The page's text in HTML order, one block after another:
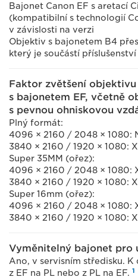
Bajonet Canon EF s aretací
(kompatibilní s technologií
v závislosti na verzi
Objektiv s bajonetem B4
který je součástí příslušenství
Faktor zvětšení
s bajonetem EF, včetně
s pevnou ohniskovou
Plný formát:
4096 × 2160 / 2048 × 1080:
3840 × 2160 / 1920 × 1080:
Super 35MM (ořez):
4096 × 2160 / 2048 × 1080:
3840 × 2160 / 1920 × 1080: X
Super 16mm (ořez):
4096 × 2160 / 2048 × 1080:
3840 × 2160 / 1920 × 1080:
Vyměnitelný bajonet pro
Ano, v servisním středisku.
z EF na PL nebo z PL na EF. 1